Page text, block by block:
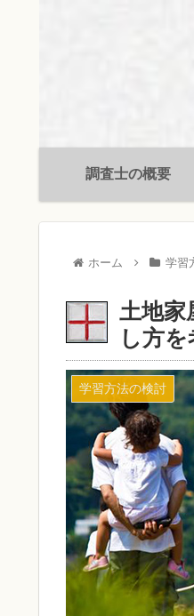
調査士の概要
ホーム 学習
土地家
し方
学習方法の検討